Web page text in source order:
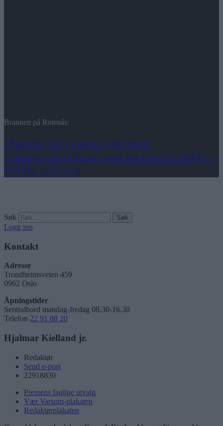
Brannen på Romsås:
Markus (25) vokste opp med
uthuset/eneboligen som nærmeste nabo: –
Veldig trist syn
Søk
Logg inn
Kontakt
Adresse
Trondheimsveien 459
0962 Oslo
Åpningstider
Sentralbord mandag-fredag 08.30-16.30
Telefon 22 91 88 20
Hjalmar Kielland jr.
Redaktør
Send e-post
22918830
Pressens faglige utvalg
Vær Varsom-plakaten
Redaktørplakaten